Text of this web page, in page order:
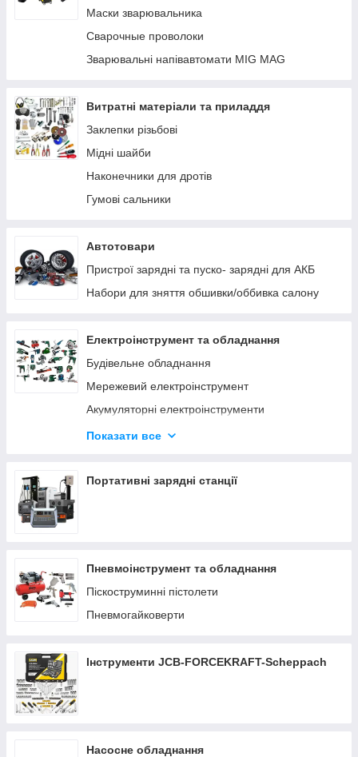
Лічильники та витратоміри для палива
Фільтри очищення палива
Паливні шланги
Ручні насоси
Маски зварювальника
Сварочные проволоки
Зварювальні напівавтомати MIG MAG
Витратні матеріали та приладдя
Заклепки різьбові
Мідні шайби
Наконечники для дротів
Гумові сальники
Автотовари
Пристрої зарядні та пуско- зарядні для АКБ
Набори для зняття обшивки/оббивка салону
Електроінструмент та обладнання
Будівельне обладнання
Мережевий електроінструмент
Акумуляторні електроінструменти
Деревообробний інструмент
Заточувальні верстати
Показати все
Портативні зарядні станції
Пневмоінструмент та обладнання
Піскоструминні пістолети
Пневмогайковерти
Інструменти JCB-FORCEKRAFT-Scheppach
Насосне обладнання